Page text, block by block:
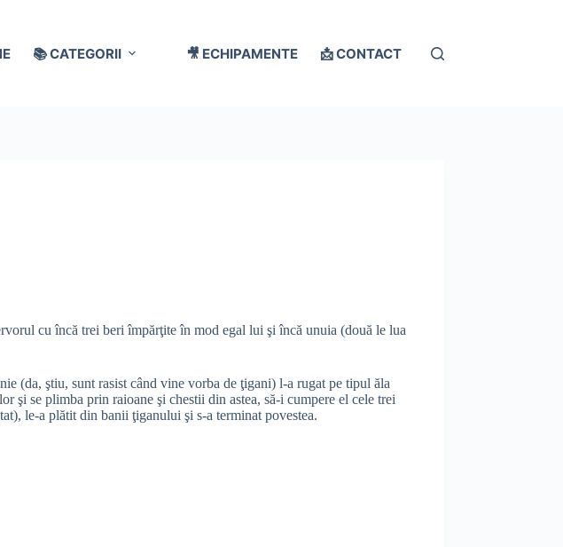
📚 CATEGORII 🎥 ECHIPAMENTE 📩 CONTACT
cu încă trei beri împărţite în mod egal lui şi încă unuia (două le lua
(da, ştiu, sunt rasist când vine vorba de ţigani) l-a rugat pe tipul ăla
şi se plimba prin raioane şi chestii din astea, să-i cumpere el cele trei
le-a plătit din banii ţiganului şi s-a terminat povestea.